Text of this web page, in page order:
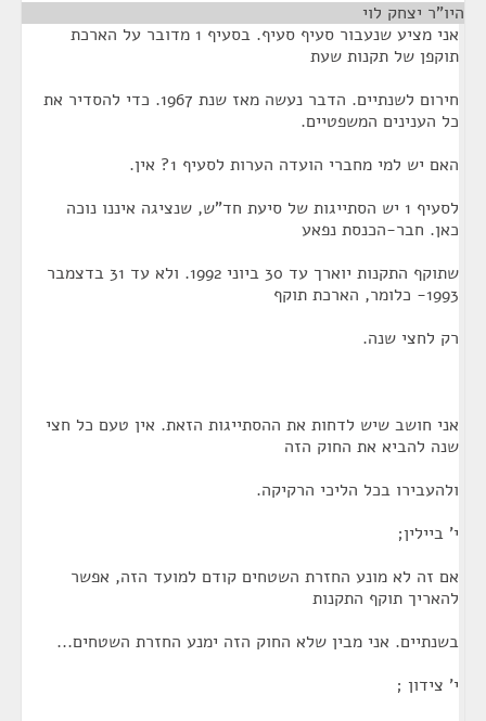
היו"ר יצחק לוי
אני מציע שנעבור סעיף סעיף. בסעיף 1 מדובר על הארכת
תוקפן של תקנות שעת
חירום לשנתיים. הדבר נעשה מאז שנת 1967. כדי להסדיר את
כל הענינים המשפטיים.
האם יש למי מחברי הועדה הערות לסעיף 1? אין.
לסעיף 1 יש הסתייגות של סיעת חד"ש, שנציגה איננו נוכה
כאן. חבר-הכנסת נפאע
שתוקף התקנות יוארך עד 30 ביוני 1992. ולא עד 31 בדצמבר
1993- כלומר, הארכת תוקף
רק לחצי שנה.
אני חושב שיש לדחות את ההסתייגות הזאת. אין טעם כל חצי
שנה להביא את החוק הזה
ולהעבירו בכל הליכי הרקיקה.
י' ביילין;
אם זה לא מונע החזרת השטחים קודם למועד הזה, אפשר
להאריך תוקף התקנות
בשנתיים. אני מבין שלא החוק הזה ימנע החזרת השטחים...
י' צידון ;